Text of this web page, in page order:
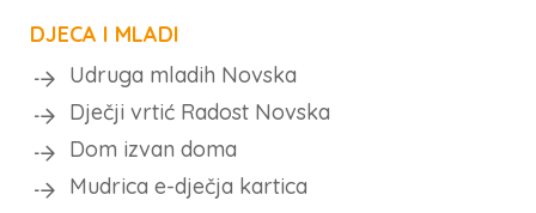
DJECA I MLADI
Udruga mladih Novska
Dječji vrtić Radost Novska
Dom izvan doma
Mudrica e-dječja kartica